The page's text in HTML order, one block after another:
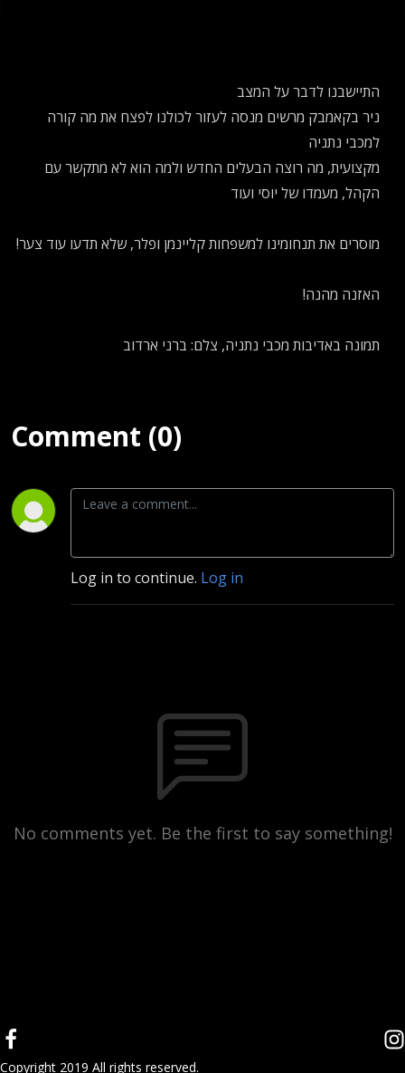
התיישבנו לדבר על המצב
ניר בקאמבק מרשים מנסה לעזור לכולנו לפצח את מה קורה
למכבי נתניה
מקצועית, מה רוצה הבעלים החדש ולמה הוא לא מתקשר עם
הקהל, מעמדו של יוסי ועוד
מוסרים את תנחומינו למשפחות קליינמן ופלר, שלא תדעו עוד צער!
האזנה מהנה!
תמונה באדיבות מכבי נתניה, צלם: ברני ארדוב
Comment (0)
Log in to continue. Log in
No comments yet. Be the first to say something!
Copyright 2019 All rights reserved.